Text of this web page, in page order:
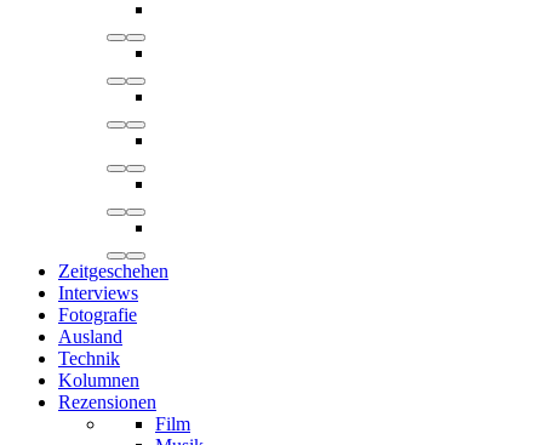
Zeitgeschehen
Interviews
Fotografie
Ausland
Technik
Kolumnen
Rezensionen
Film